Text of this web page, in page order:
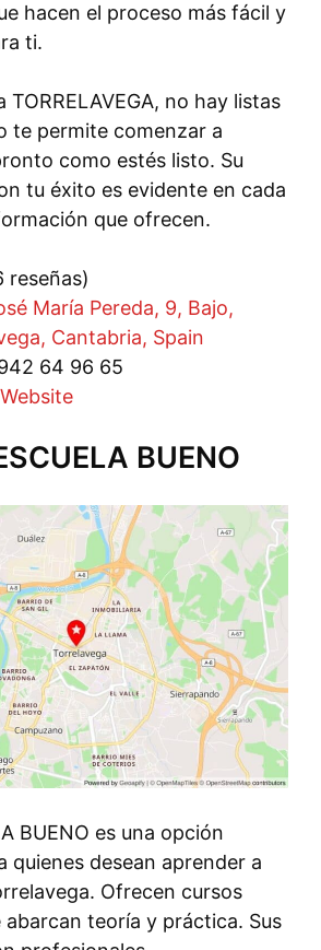
hacen el proceso más fácil y
ti.
TORRELAVEGA, no hay listas
te permite comenzar a
como estés listo. Su
tu éxito es evidente en cada
que ofrecen.
reseñas)
María Pereda, 9, Bajo,
Cantabria, Spain
64 96 65
BUENO
BUENO es una opción
quienes desean aprender a
Ofrecen cursos
teoría y práctica. Sus